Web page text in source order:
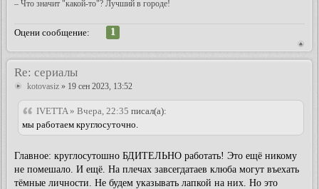
– Что значит "какой-то"? Лучший в городе!
Оцени сообщение:
1
Re: сериалы
kotovasiz » 19 сен 2023, 13:52
IVETTA » Вчера, 22:35 писал(а):
мы работаем круглосуточно.
Главное: круглосутошно БДИТЕЛЬНО работать! Это ещё никому
не помешало. И ещё. На плечах завсегдатаев клюба могут въехать
тёмные личности. Не будем указывать лапкой на них. Но это